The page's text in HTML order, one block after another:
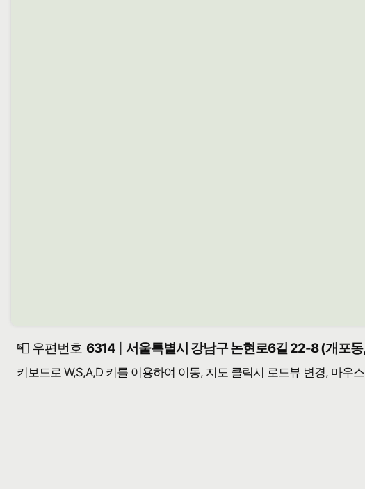
📮 우편번호 6314 서울특별시 강남구 논현로6길 22-8 (개포
키보드로 W,S,A,D 키를 이용하여 이동, 지도 클릭시 로드뷰 변경, 마